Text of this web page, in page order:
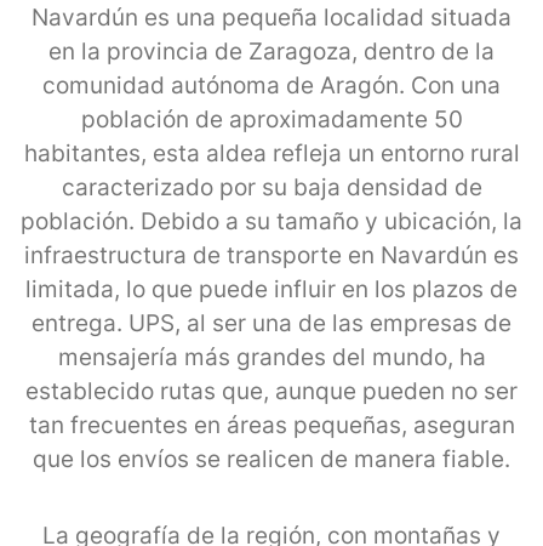
Navardún es una pequeña localidad situada
en la provincia de Zaragoza, dentro de la
comunidad autónoma de Aragón. Con una
población de aproximadamente 50
habitantes, esta aldea refleja un entorno rural
caracterizado por su baja densidad de
población. Debido a su tamaño y ubicación, la
infraestructura de transporte en Navardún es
limitada, lo que puede influir en los plazos de
entrega. UPS, al ser una de las empresas de
mensajería más grandes del mundo, ha
establecido rutas que, aunque pueden no ser
tan frecuentes en áreas pequeñas, aseguran
que los envíos se realicen de manera fiable.
La geografía de la región, con montañas y